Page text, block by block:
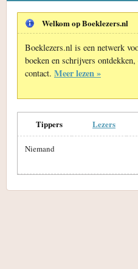
Welkom op Boeklezers.nl
Boeklezers.nl is een netwerk
boeken en schrijvers
contact. Meer lezen »
Tippers Lezers
Niemand